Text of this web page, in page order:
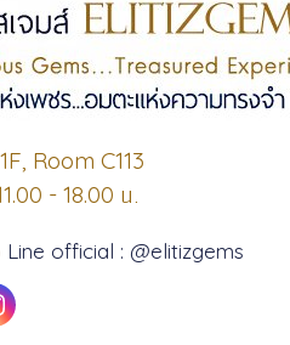
Room C113
- 18.00 น.
Line official : @elitizgems